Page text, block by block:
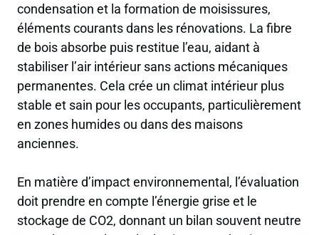
condensation et la formation de moisissures,
éléments courants dans les rénovations. La fibre
de bois absorbe puis restitue l’eau, aidant à
stabiliser l’air intérieur sans actions mécaniques
permanentes. Cela crée un climat intérieur plus
stable et sain pour les occupants, particulièrement
en zones humides ou dans des maisons
anciennes.
En matière d’impact environnemental, l’évaluation
doit prendre en compte l’énergie grise et le
stockage de CO2, donnant un bilan souvent neutre